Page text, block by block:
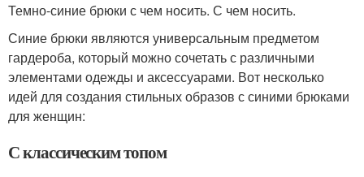
Темно-синие брюки с чем носить. С чем носить.
Синие брюки являются универсальным предметом
гардероба, который можно сочетать с различными
элементами одежды и аксессуарами. Вот несколько
идей для создания стильных образов с синими брюками
для женщин:
С классическим топом